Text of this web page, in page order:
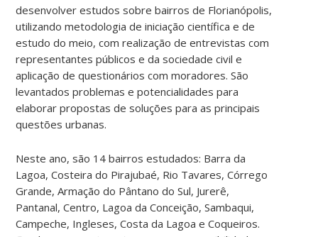
desenvolver estudos sobre bairros de Florianópolis,
utilizando metodologia de iniciação científica e de
estudo do meio, com realização de entrevistas com
representantes públicos e da sociedade civil e
aplicação de questionários com moradores. São
levantados problemas e potencialidades para
elaborar propostas de soluções para as principais
questões urbanas.
Neste ano, são 14 bairros estudados: Barra da
Lagoa, Costeira do Pirajubaé, Rio Tavares, Córrego
Grande, Armação do Pântano do Sul, Jurerê,
Pantanal, Centro, Lagoa da Conceição, Sambaqui,
Campeche, Ingleses, Costa da Lagoa e Coqueiros.